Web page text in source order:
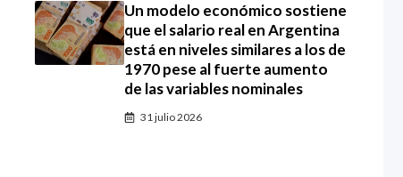
Un modelo económico sostiene
que el salario real en Argentina
está en niveles similares a los de
1970 pese al fuerte aumento
de las variables nominales
31 julio 2026